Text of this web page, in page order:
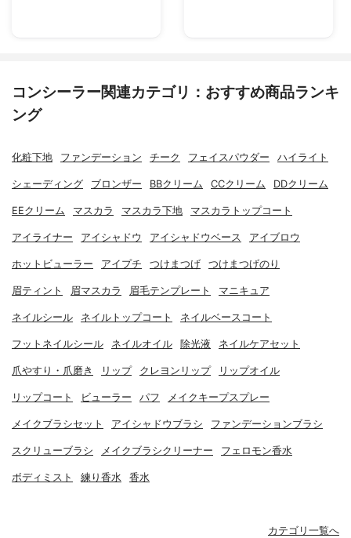
コンシーラー関連カテゴリ：おすすめ商品ランキ
ング
化粧下地 ファンデーション チーク フェイスパウダー ハイライト
シェーディング ブロンザー BBクリーム CCクリーム DDクリーム
EEクリーム マスカラ マスカラ下地 マスカラトップコート
アイライナー アイシャドウ アイシャドウベース アイブロウ
ホットビューラー アイプチ つけまつげ つけまつげのり
眉ティント 眉マスカラ 眉毛テンプレート マニキュア
ネイルシール ネイルトップコート ネイルベースコート
フットネイルシール ネイルオイル 除光液 ネイルケアセット
爪やすり・爪磨き リップ クレヨンリップ リップオイル
リップコート ビューラー パフ メイクキープスプレー
メイクブラシセット アイシャドウブラシ ファンデーションブラシ
スクリューブラシ メイクブラシクリーナー フェロモン香水
ボディミスト 練り香水 香水
カテゴリ一覧へ